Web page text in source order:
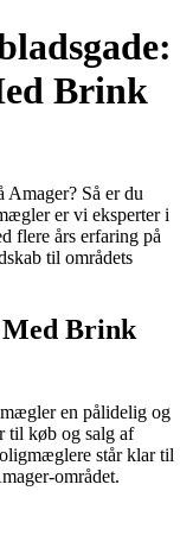
Brink
Så er du
er vi eksperter i
flere års erfaring på
til områdets
Brink
en pålidelig og
til køb og salg af
står klar til
området.